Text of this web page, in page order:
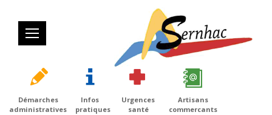
Démarches
administratives
Infos
pratiques
Urgences
santé
Artisans
commercants